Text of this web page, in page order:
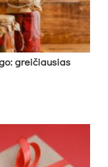
greičiausias